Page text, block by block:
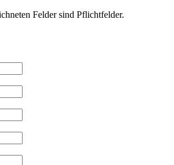
Felder sind Pflichtfelder.